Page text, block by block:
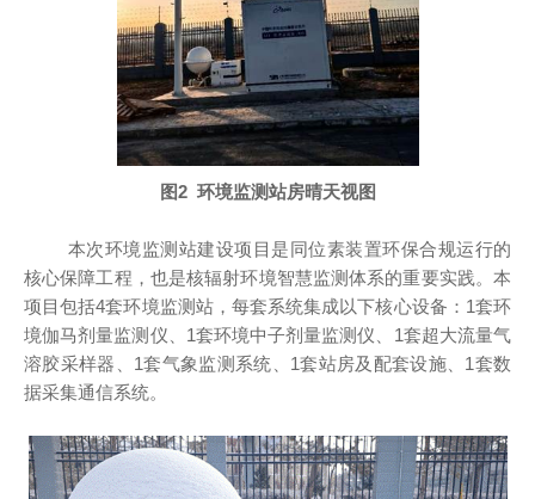
图2 环境监测站房晴天视图
本次环境监测站建设项目是同位素装置环保合规运行的
核心保障工程，也是核辐射环境智慧监测体系的重要实践。本
项目包括4套环境监测站，每套系统集成以下核心设备： 1套环
境伽马剂量监测仪、 1套环境中子剂量监测仪、 1套超大流量气
溶胶采样器、 1套气象监测系统、 1套站房及配套设施、 1套数
据采集通信系统。